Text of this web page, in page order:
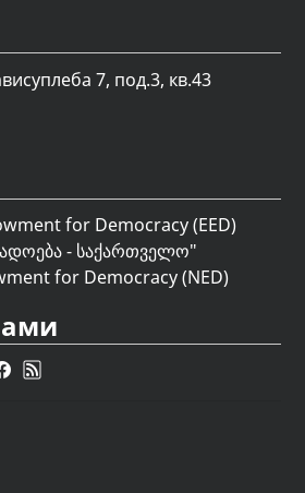
7, под.3, кв.43
for Democracy (EED)
- საქართველო"
for Democracy (NED)